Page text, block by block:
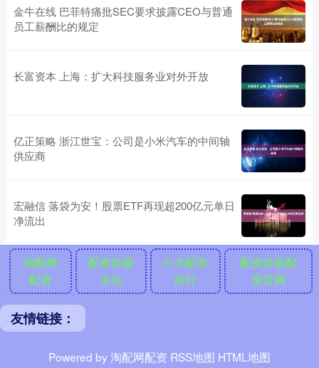
金牛在线 巴菲特痛批SEC要求披露CEO与普通
员工薪酬比的规定
长富资本 上海：扩大科技服务业对外开放
亿正策略 浙江世宝：公司是小米汽车的中间轴
供应商
宏融信 落袋为安！股票ETF再现超200亿元单日
净流出
淘配网
配资
配资炒股
论坛
十大配资
排行
配资炒股配
资官网
友情链接：
Powered by 淘配网配资 RSS地图 HTML地图